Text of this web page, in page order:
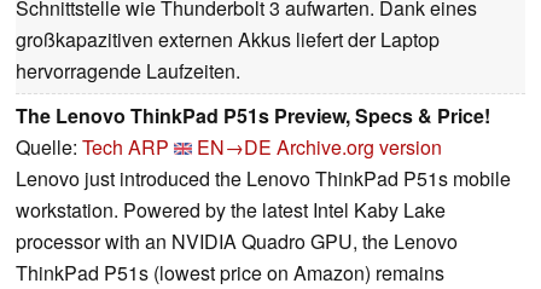
Schnittstelle wie Thunderbolt 3 aufwarten. Dank eines
großkapazitiven externen Akkus liefert der Laptop
hervorragende Laufzeiten.
The Lenovo ThinkPad P51s Preview, Specs & Price!
Quelle: Tech ARP EN→DE Archive.org version
Lenovo just introduced the Lenovo ThinkPad P51s mobile
workstation. Powered by the latest Intel Kaby Lake
processor with an NVIDIA Quadro GPU, the Lenovo
ThinkPad P51s (lowest price on Amazon) remains